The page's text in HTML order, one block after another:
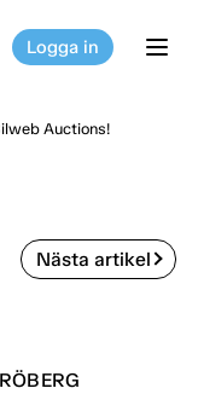
Logga in
Auctions!
Nästa artikel